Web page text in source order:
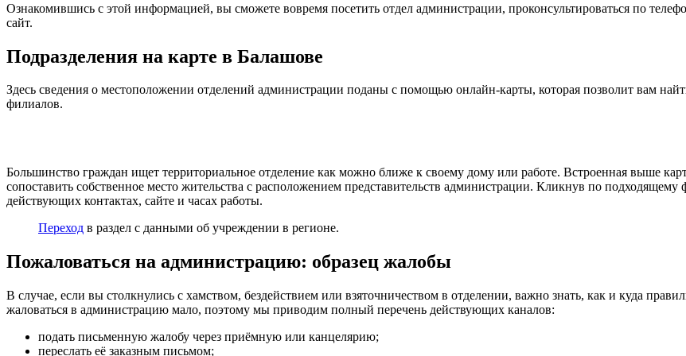
Ознакомившись с этой информацией, вы сможете вовремя посетить отдел администрации, проконсультироваться по
сайт.
Подразделения на карте в Балашове
Здесь сведения о местоположении отделений администрации поданы с помощью онлайн-карты, которая позволит вам
филиалов.
Большинство граждан ищет территориальное отделение как можно ближе к своему дому или работе. Встроенная выше
сопоставить собственное место жительства с расположением представительств администрации. Кликнув по
действующих контактах, сайте и часах работы.
Переход в раздел с данными об учреждении в регионе.
Пожаловаться на администрацию: образец жалобы
В случае, если вы столкнулись с хамством, бездействием или взяточничеством в отделении, важно знать, как и куда
жаловаться в администрацию мало, поэтому мы приводим полный перечень действующих каналов:
подать письменную жалобу через приёмную или канцелярию;
переслать её заказным письмом;